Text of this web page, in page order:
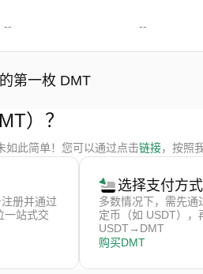
-- --
第一枚 DMT
）？
如此简单！您可以通过点击链接，按照
册并通过
一站式交
选择支付方式
多数情况下，需先通
定币（如 USDT），
USDT→DMT
购买DMT